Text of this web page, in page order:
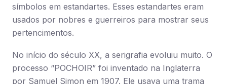
símbolos em estandartes. Esses estandartes eram
usados por nobres e guerreiros para mostrar seus
pertencimentos.
No início do século XX, a serigrafia evoluiu muito. O
processo “POCHOIR” foi inventado na Inglaterra
por Samuel Simon em 1907. Ele usava uma trama